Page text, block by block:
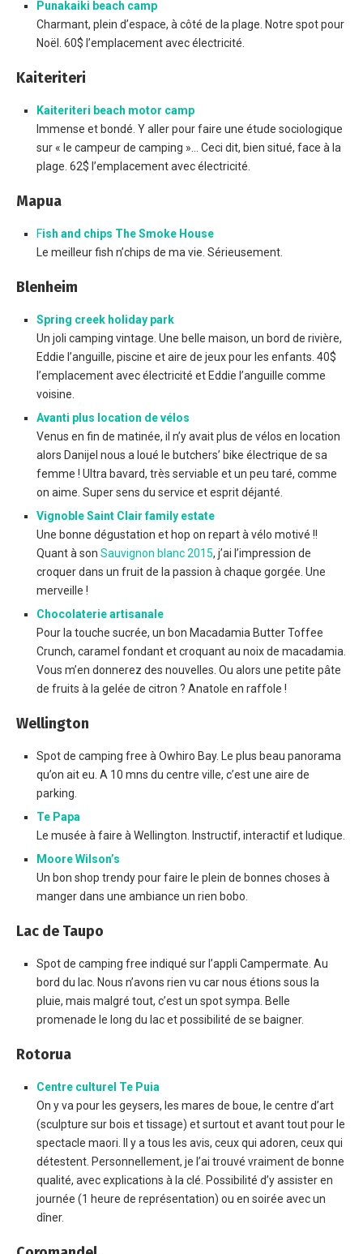
Punakaiki beach camp
Charmant, plein d’espace, à côté de la plage. Notre spot pour
Noël. 60$ l’emplacement avec électricité.
Kaiteriteri
Kaiteriteri beach motor camp
Immense et bondé. Y aller pour faire une étude sociologique
sur « le campeur de camping »… Ceci dit, bien situé, face à la
plage. 62$ l’emplacement avec électricité.
Mapua
Fish and chips The Smoke House
Le meilleur fish n’chips de ma vie. Sérieusement.
Blenheim
Spring creek holiday park
Un joli camping vintage. Une belle maison, un bord de rivière,
Eddie l’anguille, piscine et aire de jeux pour les enfants. 40$
l’emplacement avec électricité et Eddie l’anguille comme
voisine.
Avanti plus location de vélos
Venus en fin de matinée, il n’y avait plus de vélos en location
alors Danijel nous a loué le butchers’ bike électrique de sa
femme ! Ultra bavard, très serviable et un peu taré, comme
on aime. Super sens du service et esprit déjanté.
Vignoble Saint Clair family estate
Une bonne dégustation et hop on repart à vélo motivé !!
Quant à son Sauvignon blanc 2015, j’ai l’impression de
croquer dans un fruit de la passion à chaque gorgée. Une
merveille !
Chocolaterie artisanale
Pour la touche sucrée, un bon Macadamia Butter Toffee
Crunch, caramel fondant et croquant au noix de macadamia.
Vous m’en donnerez des nouvelles. Ou alors une petite pâte
de fruits à la gelée de citron ? Anatole en raffole !
Wellington
Spot de camping free à Owhiro Bay. Le plus beau panorama
qu’on ait eu. A 10 mns du centre ville, c’est une aire de
parking.
Te Papa
Le musée à faire à Wellington. Instructif, interactif et ludique.
Moore Wilson’s
Un bon shop trendy pour faire le plein de bonnes choses à
manger dans une ambiance un rien bobo.
Lac de Taupo
Spot de camping free indiqué sur l’appli Campermate. Au
bord du lac. Nous n’avons rien vu car nous étions sous la
pluie, mais malgré tout, c’est un spot sympa. Belle
promenade le long du lac et possibilité de se baigner.
Rotorua
Centre culturel Te Puia
On y va pour les geysers, les mares de boue, le centre d’art
(sculpture sur bois et tissage) et surtout et avant tout pour le
spectacle maori. Il y a tous les avis, ceux qui adoren, ceux qui
détestent. Personnellement, je l’ai trouvé vraiment de bonne
qualité, avec explications à la clé. Possibilité d’y assister en
journée (1 heure de représentation) ou en soirée avec un
dîner.